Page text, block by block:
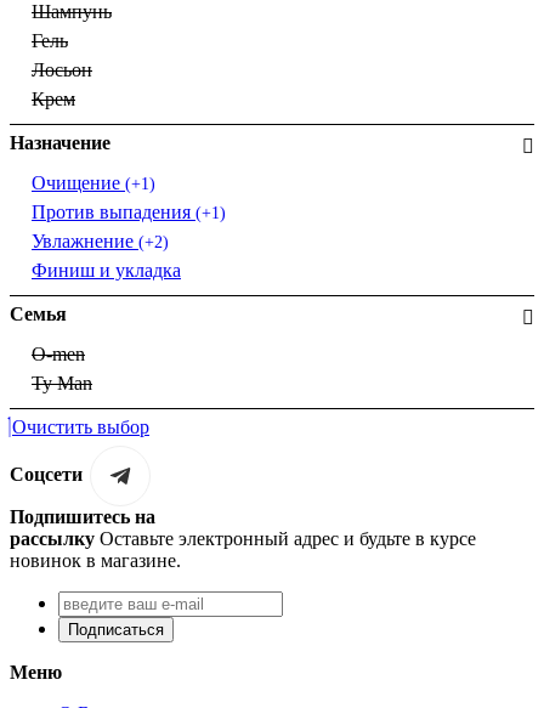
Шампунь
Гель
Лосьон
Крем
Назначение
Очищение (+1)
Против выпадения (+1)
Увлажнение (+2)
Финиш и укладка
Семья
O-men
Ty Man
Очистить выбор
Соцсети
Подпишитесь на
рассылку Оставьте электронный адрес и будьте в курсе
новинок в магазине.
Подписаться
Меню